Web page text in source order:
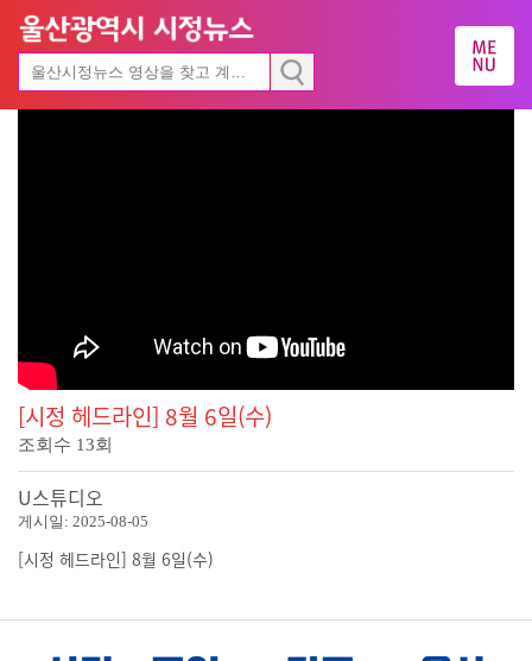
[시정 헤드라인] 8월 6일(수)
조회수 13회
U스튜디오
게시일: 2025-08-05
[시정 헤드라인] 8월 6일(수)